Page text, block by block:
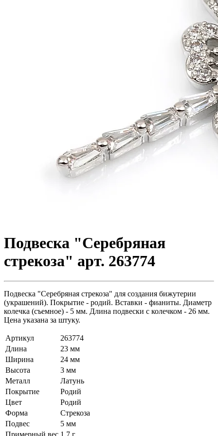
Подвеска "Серебряная
стрекоза" арт. 263774
Подвеска "Серебряная стрекоза" для создания бижутерии
(украшений). Покрытие - родий. Вставки - фианиты. Диаметр
колечка (съемное) - 5 мм. Длина подвески с колечком - 26 мм.
Цена указана за штуку.
Артикул
263774
Длина
23 мм
Ширина
24 мм
Высота
3 мм
Металл
Латунь
Покрытие
Родий
Цвет
Родий
Форма
Стрекоза
Подвес
5 мм
Примерный вес 1.7 г.